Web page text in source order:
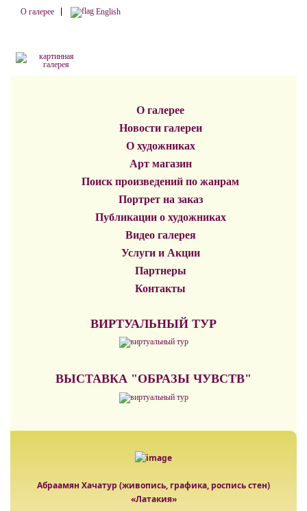
О галерее English
О галерее
Новости галереи
О художниках
Арт магазин
Поиск произведений по жанрам
Портрет на заказ
Публикации о художниках
Видео галерея
Услуги и Акции
Партнеры
Контакты
ВИРТУАЛЬНЫЙ ТУР
ВЫСТАВКА "ОБРАЗЫ ЧУВСТВ"
Абраамян Хачатур (живопись, графика, роспись стен)
«Латакия»